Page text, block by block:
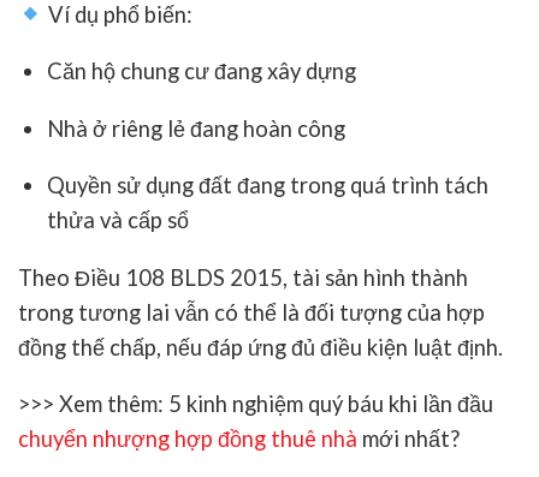
Ví dụ phổ biến:
Căn hộ chung cư đang xây dựng
Nhà ở riêng lẻ đang hoàn công
Quyền sử dụng đất đang trong quá trình tách
thửa và cấp sổ
Theo Điều 108 BLDS 2015, tài sản hình thành
trong tương lai vẫn có thể là đối tượng của hợp
đồng thế chấp, nếu đáp ứng đủ điều kiện luật định.
>>> Xem thêm: 5 kinh nghiệm quý báu khi lần đầu
chuyển nhượng hợp đồng thuê nhà mới nhất?